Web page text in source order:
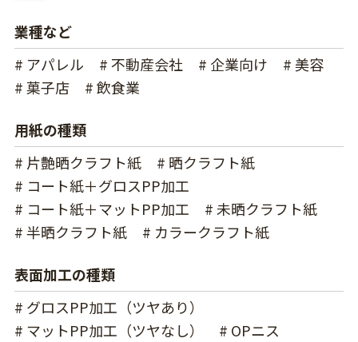
業種など
# アパレル
# 不動産会社 # 企業向け
# 美容
# 菓子店
# 飲食業
用紙の種類
# 片艶晒クラフト紙
# 晒クラフト紙
# コート紙＋グロスPP加工
# コート紙＋マットPP加工
# 未晒クラフト紙
# 半晒クラフト紙
# カラークラフト紙
表面加工の種類
# グロスPP加工（ツヤあり）
# マットPP加工（ツヤなし）
# OPニス